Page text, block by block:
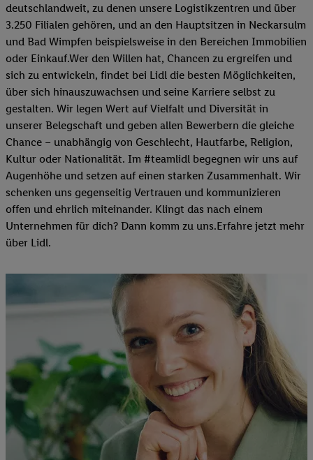
deutschlandweit, zu denen unsere Logistikzentren und über
3.250 Filialen gehören, und an den Hauptsitzen in Neckarsulm
und Bad Wimpfen beispielsweise in den Bereichen Immobilien
oder Einkauf.Wer den Willen hat, Chancen zu ergreifen und
sich zu entwickeln, findet bei Lidl die besten Möglichkeiten,
über sich hinauszuwachsen und seine Karriere selbst zu
gestalten. Wir legen Wert auf Vielfalt und Diversität in
unserer Belegschaft und geben allen Bewerbern die gleiche
Chance – unabhängig von Geschlecht, Hautfarbe, Religion,
Kultur oder Nationalität. Im #teamlidl begegnen wir uns auf
Augenhöhe und setzen auf einen starken Zusammenhalt. Wir
schenken uns gegenseitig Vertrauen und kommunizieren
offen und ehrlich miteinander. Klingt das nach einem
Unternehmen für dich? Dann komm zu uns.​Erfahre jetzt mehr
über Lidl.